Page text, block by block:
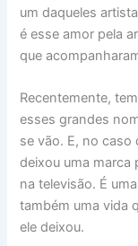
um daqueles
é esse amor pela
que
Recentemente,
esses grandes
se vão. E, no caso
deixou uma marca
na televisão. É
também uma vida
ele deixou.